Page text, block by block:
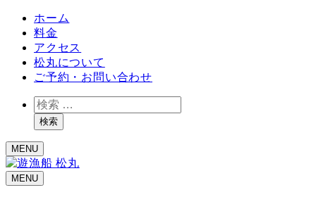
ホーム
料金
アクセス
松丸について
ご予約・お問い合わせ
検
索検索
MENU
MENU